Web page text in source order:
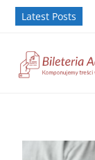
Latest Posts